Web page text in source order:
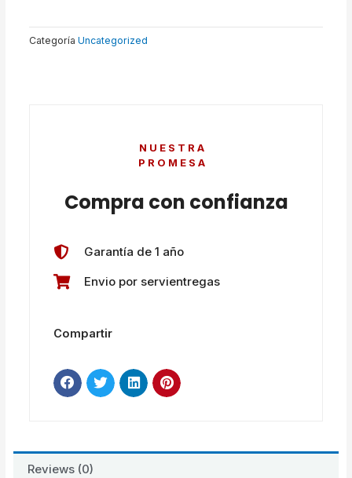
Categoría Uncategorized
NUESTRA
PROMESA
Compra con confianza
Garantía de 1 año
Envio por servientregas
Compartir
Reviews (0)